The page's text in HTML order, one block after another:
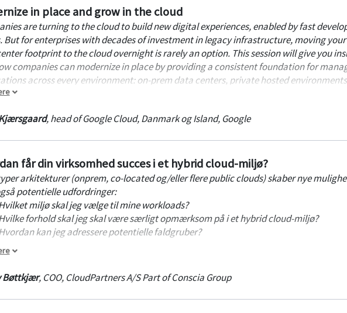
in place and grow in the cloud
are turning to the cloud to build new digital experiences, enabled by fast
But for enterprises with decades of investment in legacy infrastructure, moving
footprint to the cloud overnight is rarely an option. This session will give you
companies can modernize in place by providing a consistent foundation for
across every environment: on-prem data centers, private hosted
cloud environments you choose (multi-cloud).
,head of Google Cloud, Danmark og Island, Google
får din virksomhed succes i et hybrid cloud-miljø?
arkitekturer (onprem, co-located og/eller flere public clouds) skaber nye
potentielle udfordringer:
miljø skal jeg vælge til mine workloads?
forhold skal jeg skal være særligt opmærksom på i et hybrid cloud-miljø?
kan jeg adressere potentielle faldgruber?
hjælper virksomheder med at finde den rette anvendelse af multi-
Bøttkjær, COO, CloudPartners A/S Part of Conscia Group